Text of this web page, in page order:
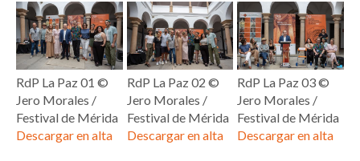
RdP La Paz 01 ©
Jero Morales /
Festival de Mérida
Descargar en alta
RdP La Paz 02 ©
Jero Morales /
Festival de Mérida
Descargar en alta
RdP La Paz 03 ©
Jero Morales /
Festival de Mérida
Descargar en alta